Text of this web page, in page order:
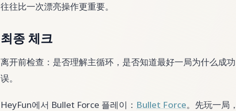
往往比一次漂亮操作更重要。
최종 체크
离开前检查：是否理解主循环，是否知道最好一局为什么成
误。
HeyFun에서 Bullet Force 플레이： Bullet Force。先玩一局